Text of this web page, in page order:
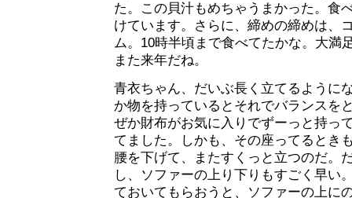
た。この貝汁もめちゃうまかった。食
けています。さらに、締めの締めは、
ム。10時半頃まで食べてたかな。大満
また来年だね。
青衣ちゃん、だいぶ長く立てるように
か物を持っているとそれでバランスを
ぜか財布がお気に入りでずーっと持っ
てました。しかも、その座ってるとき
腰を下げて、またすくっと立つのだ。
し、ソファーの上り下りもすごく早い
ておいてもらおうと、ソファーの上に